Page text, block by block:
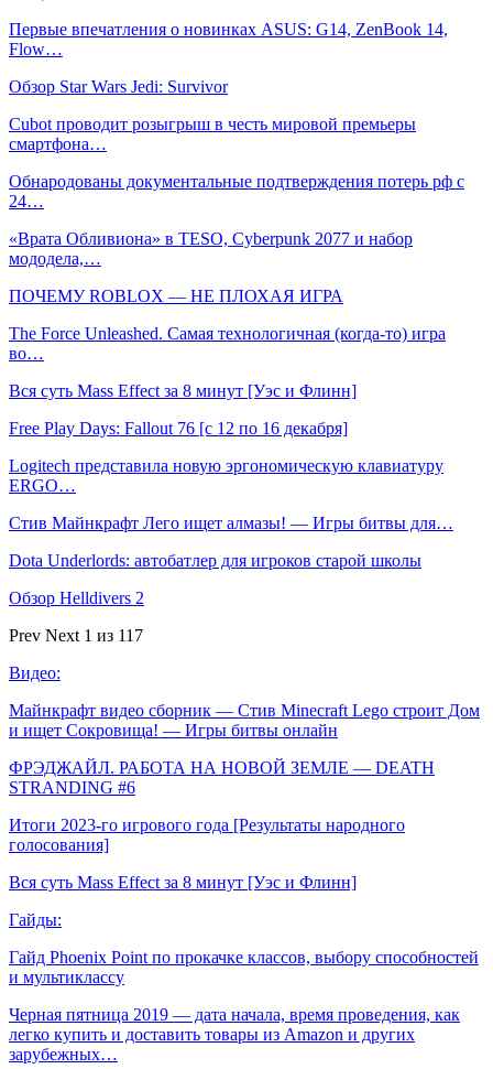
Первые впечатления о новинках ASUS: G14, ZenBook 14,
Flow…
Обзор Star Wars Jedi: Survivor
Cubot проводит розыгрыш в честь мировой премьеры
смартфона…
Обнародованы документальные подтверждения потерь рф с
24…
«Врата Обливиона» в TESO, Cyberpunk 2077 и набор
мододела,…
ПОЧЕМУ ROBLOX — НЕ ПЛОХАЯ ИГРА
The Force Unleashed. Самая технологичная (когда-то) игра
во…
Вся суть Mass Effect за 8 минут [Уэс и Флинн]
Free Play Days: Fallout 76 [с 12 по 16 декабря]
Logitech представила новую эргономическую клавиатуру
ERGO…
Стив Майнкрафт Лего ищет алмазы! — Игры битвы для…
Dota Underlords: автобатлер для игроков старой школы
Обзор Helldivers 2
Prev Next 1 из 117
Видео:
Майнкрафт видео сборник — Стив Minecraft Lego строит Дом
и ищет Сокровища! — Игры битвы онлайн
ФРЭДЖАЙЛ. РАБОТА НА НОВОЙ ЗЕМЛЕ — DEATH
STRANDING #6
Итоги 2023-го игрового года [Результаты народного
голосования]
Вся суть Mass Effect за 8 минут [Уэс и Флинн]
Гайды:
Гайд Phoenix Point по прокачке классов, выбору способностей
и мультиклассу
Черная пятница 2019 — дата начала, время проведения, как
легко купить и доставить товары из Amazon и других
зарубежных…